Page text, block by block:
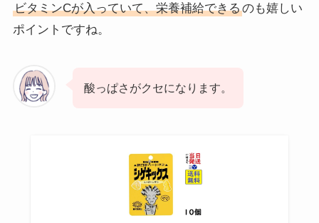
ビタミンCが入っていて、栄養補給できるのも嬉しい
ポイントですね。
酸っぱさがクセになります。